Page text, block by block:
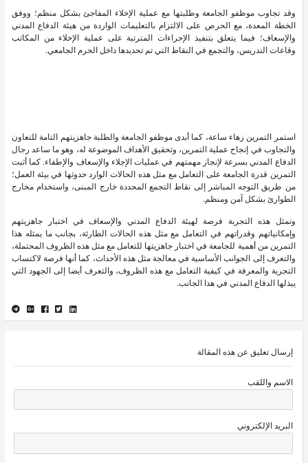
وقد تجاوب موظفو الجامعة وطلبتها مع عملية الإخلاء المفاجئ بشكل منظم؛ ووفق
الخطة المعدة، مع الحرص على الالتزام بالتعليمات الواردة من هيئة الدفاع المدني
والإسعاف؛ فيما يتعلق بتنفيذ الإجراءات المترتبة على عملية الإخلاء من المكاتب
وقاعات التدريس، والتجمع في النقاط التي تم تحديدها داخل الحرم الجامعي.
استمر التمرين زهاء ساعة، كما أبدى موظفو الجامعة والطلبة جاهزيتهم التامة للتعاون
والتجاوب في إنجاح عملية التمرين، وتحقيق الأهداف الموضوعة له، وهو ما ساعد رجال
الدفاع المدني بسرعة لإنجاز مهمتهم في عمليات الإجلاء والإسعاف والإطفاء. كما أثبت
التمرين قدرة الجامعة على التعامل مع مثل هذه الحالات الوارد حدوثها في بيئة العمل؛
من طريق التوجه المباشر إلى نقاط التجمع المحددة خارج المبنى، واستخدام مخارج
الطوارئ بشكل آمن ومنظم.
وتمثل هذه التجربة فرصة لهيئة الدفاع المدني والإسعاف في اختبار جاهزيتهم
وإمكانياتهم وقدراتهم في التعامل مع مثل هذه الحالات الطارئة، بجانب ما يمثله هذا
التمرين من أهمية للجامعة في اختبار جاهزيتها للتعامل مع مثل هذه الظروف المحتملة،
والتعرف إلى الجوانب الأساسية في معالجة مثل هذه الأحداث، كما أنها فرصة لاكتساب
التجربة والمعرفة في كيفية التعامل مع هذه الظروف، والتعرف أيضا إلى الجهود التي
يبذلها الدفاع المدني في هذا الجانب.
إرسال تعليق عن هذه المقالة
الاسم واللقب
البريد الإلكتروني